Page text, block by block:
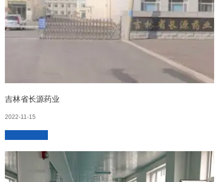
吉林省长源药业
2022-11-15